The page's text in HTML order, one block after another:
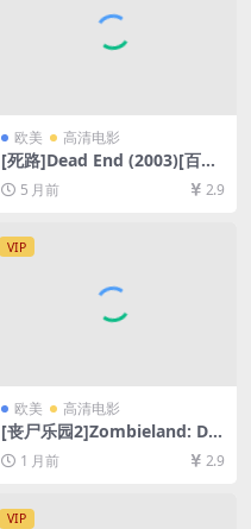
欧美 高清电影
[死路]Dead End (2003)[百度
网盘+夸克网盘1080P超清未
删减资源][网盘在线播放/下
5 月前 2.9
VIP
欧美 高清电影
[丧尸乐园2]Zombieland: Do
uble Tap (2019)[百度网盘+夸
克网盘1080P超清未删减资源]
[网盘在线播放/下载][MP4/6.
8GB][中英字幕]
1 月前 2.9
VIP